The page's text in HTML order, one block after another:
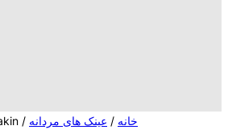
خانه / عینک های مردانه / Aytakinعینک ترک برند آیتکین مدلA2125c9